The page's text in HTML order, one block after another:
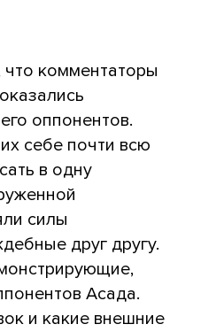
комментаторы
оппонентов.
себе почти всю
в одну
силы
друг другу.
Асада.
и какие внешние